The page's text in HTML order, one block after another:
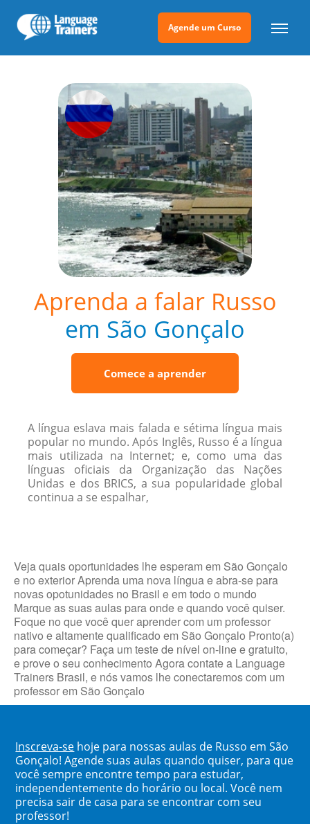
Agende um Curso
Aprenda a falar Russo
em São Gonçalo
Comece a aprender
A língua eslava mais falada e sétima língua mais
popular no mundo. Após Inglês, Russo é a língua
mais utilizada na Internet; e, como uma das
línguas oficiais da Organização das Nações
Unidas e dos BRICS, a sua popularidade global
continua a se espalhar,
Veja quais oportunidades lhe esperam em São Gonçalo
e no exterior Aprenda uma nova língua e abra-se para
novas opotunidades no Brasil e em todo o mundo
Marque as suas aulas para onde e quando você quiser.
Foque no que você quer aprender com um professor
nativo e altamente qualificado em São Gonçalo Pronto(a)
para começar? Faça um teste de nível on-line e gratuito,
e prove o seu conhecimento Agora contate a Language
Trainers Brasil, e nós vamos lhe conectaremos com um
professor em São Gonçalo
Inscreva-se hoje para nossas aulas de Russo em São
Gonçalo! Agende suas aulas quando quiser, para que
você sempre encontre tempo para estudar,
independentemente do horário ou local. Você nem
precisa sair de casa para se encontrar com seu
professor!